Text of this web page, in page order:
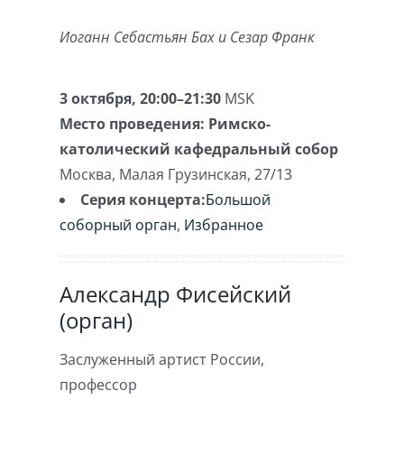
Иоганн Себастьян Бах и Сезар Франк
3 октября, 20:00–21:30 MSK
Место проведения: Римско-
католический кафедральный собор
Москва, Малая Грузинская, 27/13
Серия концерта:Большой
соборный орган, Избранное
Александр Фисейский
(орган)
Заслуженный артист России,
профессор